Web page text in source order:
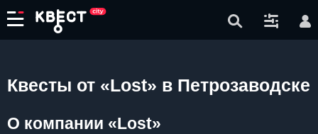
Квесты от «Lost» в Петрозаводске
О компании «Lost»